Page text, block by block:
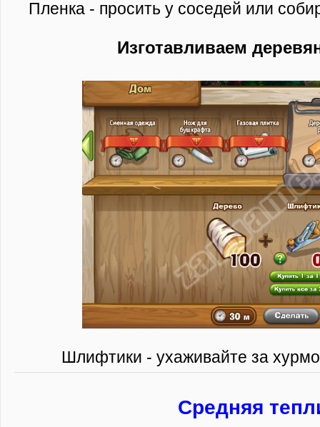
Пленка - просить у соседей или
Изготавливаем
Шлифтики - ухаживайте за
Средняя